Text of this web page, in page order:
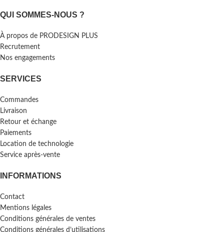
QUI SOMMES-NOUS ?
À propos de PRODESIGN PLUS
Recrutement
Nos engagements
SERVICES
Commandes
Livraison
Retour et échange
Paiements
Location de technologie
Service après-vente
INFORMATIONS
Contact
Mentions légales
Conditions générales de ventes
Conditions générales d’utilisations